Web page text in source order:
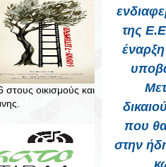
στους οικισμούς και
της
που
στην